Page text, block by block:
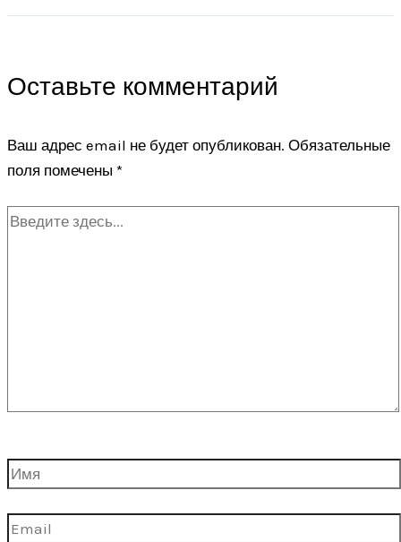
Оставьте комментарий
Ваш адрес email не будет опубликован. Обязательные
поля помечены *
Введите
Имя
Email